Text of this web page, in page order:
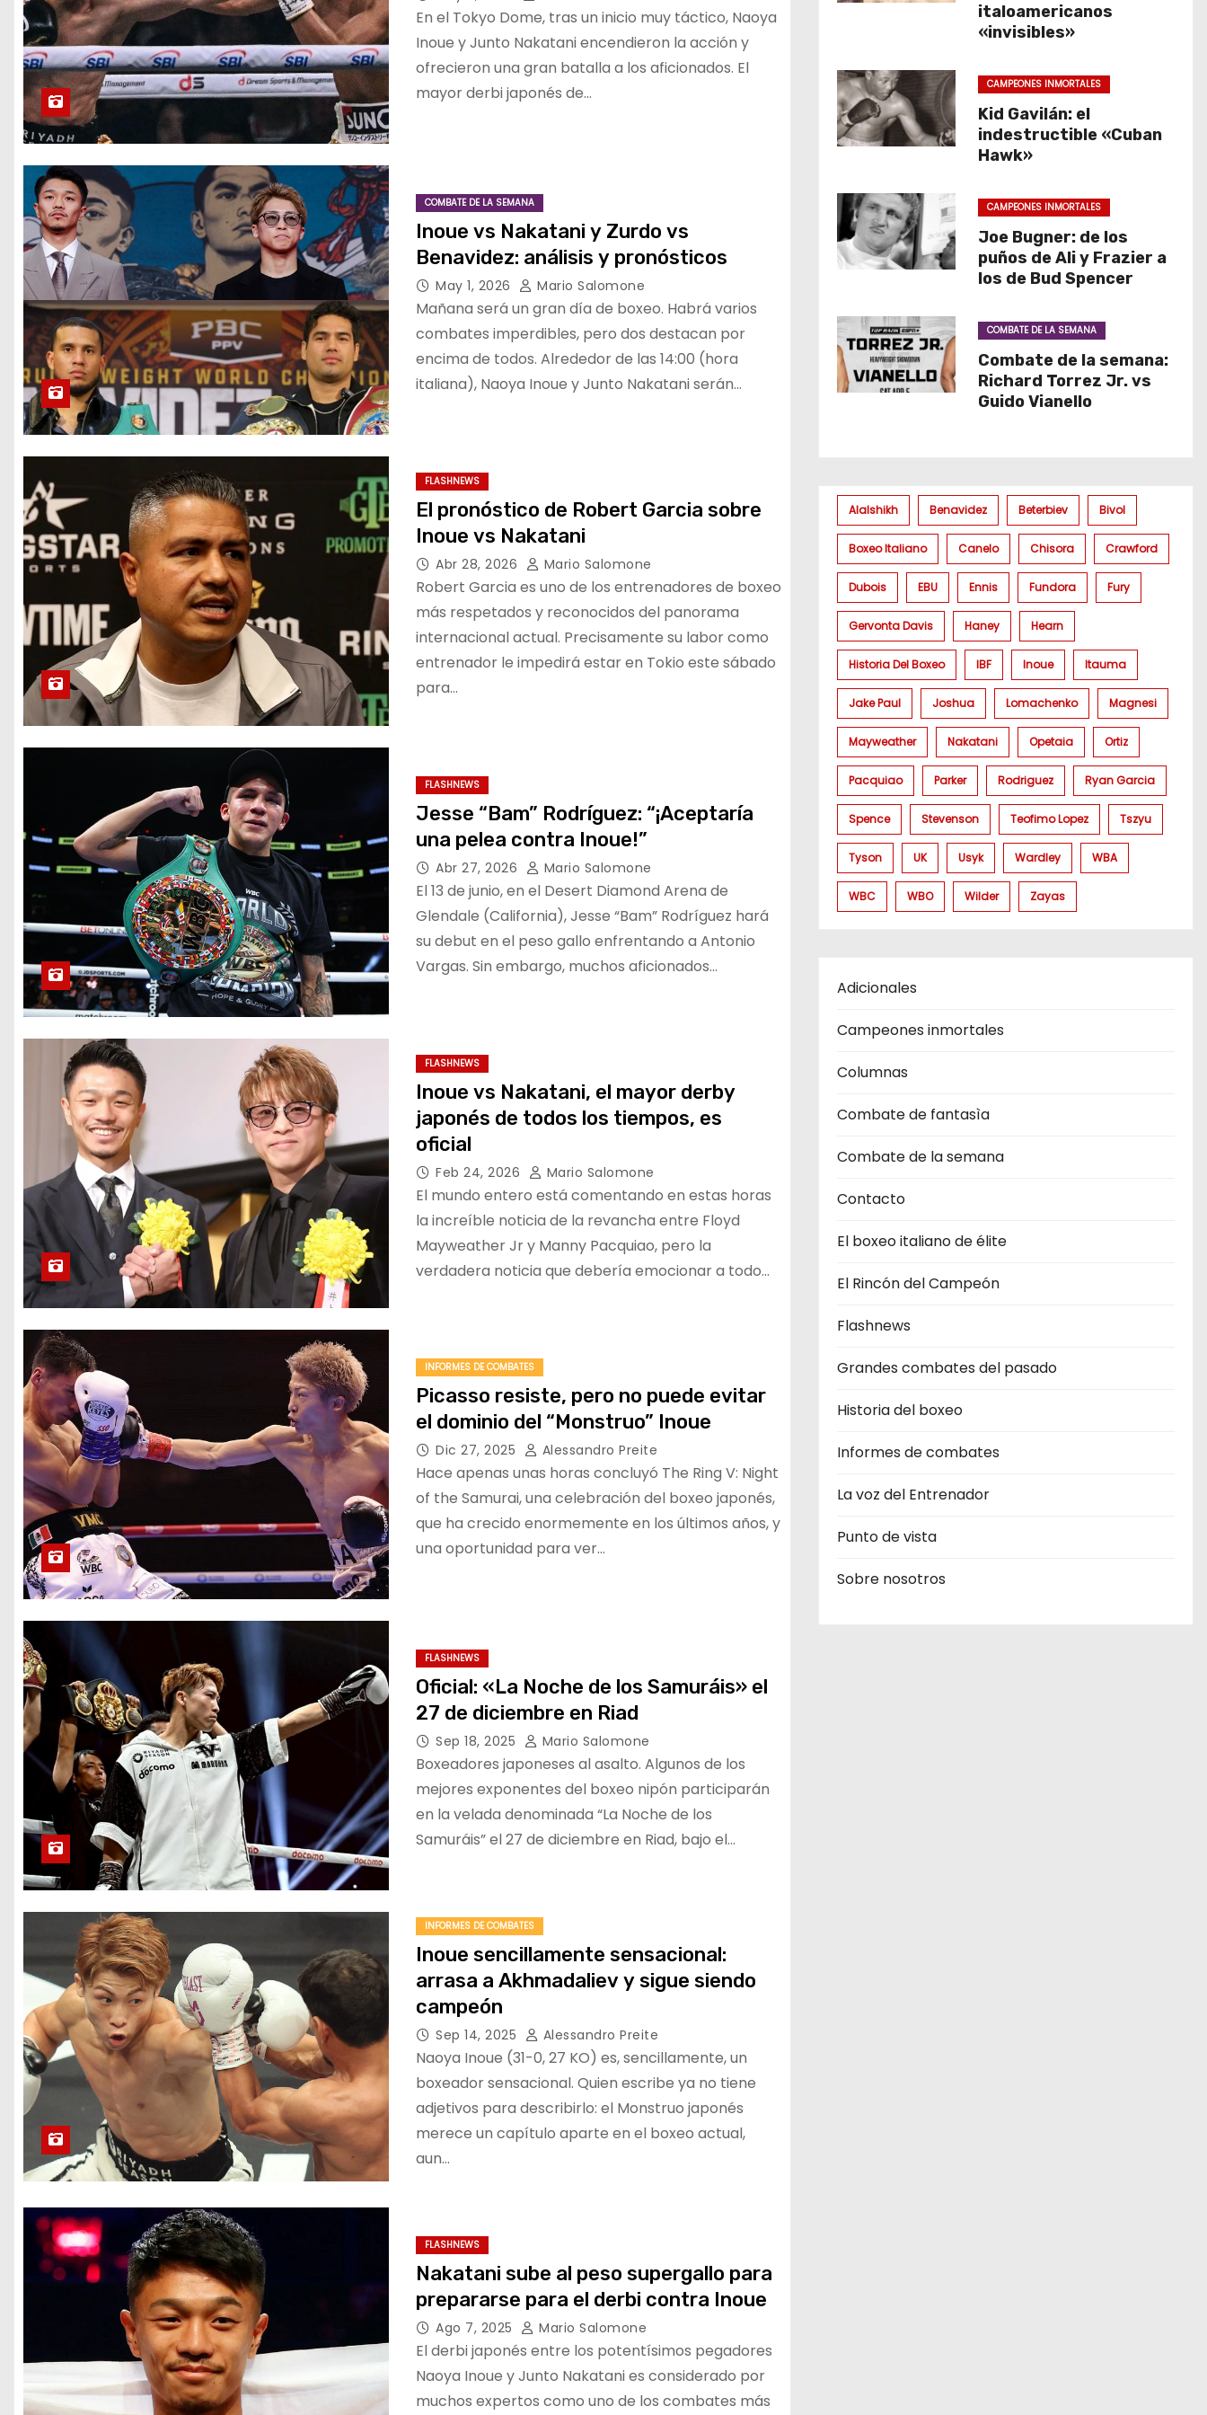
En el Tokyo Dome, tras un inicio muy táctico, Naoya
Inoue y Junto Nakatani encendieron la acción y
ofrecieron una gran batalla a los aficionados. El
mayor derbi japonés de…
COMBATE DE LA SEMANA
Inoue vs Nakatani y Zurdo vs
Benavidez: análisis y pronósticos
May 1, 2026 Mario Salomone
Mañana será un gran día de boxeo. Habrá varios
combates imperdibles, pero dos destacan por
encima de todos. Alrededor de las 14:00 (hora
italiana), Naoya Inoue y Junto Nakatani serán…
FLASHNEWS
El pronóstico de Robert Garcia sobre
Inoue vs Nakatani
Abr 28, 2026 Mario Salomone
Robert Garcia es uno de los entrenadores de boxeo
más respetados y reconocidos del panorama
internacional actual. Precisamente su labor como
entrenador le impedirá estar en Tokio este sábado
para…
FLASHNEWS
Jesse “Bam” Rodríguez: “¡Aceptaría
una pelea contra Inoue!”
Abr 27, 2026 Mario Salomone
El 13 de junio, en el Desert Diamond Arena de
Glendale (California), Jesse “Bam” Rodríguez hará
su debut en el peso gallo enfrentando a Antonio
Vargas. Sin embargo, muchos aficionados…
FLASHNEWS
Inoue vs Nakatani, el mayor derby
japonés de todos los tiempos, es
oficial
Feb 24, 2026 Mario Salomone
El mundo entero está comentando en estas horas
la increíble noticia de la revancha entre Floyd
Mayweather Jr y Manny Pacquiao, pero la
verdadera noticia que debería emocionar a todo…
INFORMES DE COMBATES
Picasso resiste, pero no puede evitar
el dominio del “Monstruo” Inoue
Dic 27, 2025 Alessandro Preite
Hace apenas unas horas concluyó The Ring V: Night
of the Samurai, una celebración del boxeo japonés,
que ha crecido enormemente en los últimos años, y
una oportunidad para ver…
FLASHNEWS
Oficial: «La Noche de los Samuráis» el
27 de diciembre en Riad
Sep 18, 2025 Mario Salomone
Boxeadores japoneses al asalto. Algunos de los
mejores exponentes del boxeo nipón participarán
en la velada denominada “La Noche de los
Samuráis” el 27 de diciembre en Riad, bajo el…
INFORMES DE COMBATES
Inoue sencillamente sensacional:
arrasa a Akhmadaliev y sigue siendo
campeón
Sep 14, 2025 Alessandro Preite
Naoya Inoue (31-0, 27 KO) es, sencillamente, un
boxeador sensacional. Quien escribe ya no tiene
adjetivos para describirlo: el Monstruo japonés
merece un capítulo aparte en el boxeo actual,
aun…
FLASHNEWS
Nakatani sube al peso supergallo para
prepararse para el derbi contra Inoue
Ago 7, 2025 Mario Salomone
El derbi japonés entre los potentísimos pegadores
Naoya Inoue y Junto Nakatani es considerado por
muchos expertos como uno de los combates más
italoamericanos
«invisibles»
CAMPEONES INMORTALES
Kid Gavilán: el
indestructible «Cuban
Hawk»
CAMPEONES INMORTALES
Joe Bugner: de los
puños de Ali y Frazier a
los de Bud Spencer
COMBATE DE LA SEMANA
Combate de la semana:
Richard Torrez Jr. vs
Guido Vianello
Alalshikh Benavidez Beterbiev Bivol
Boxeo Italiano Canelo Chisora Crawford
Dubois EBU Ennis Fundora Fury
Gervonta Davis Haney Hearn
Historia Del Boxeo IBF Inoue Itauma
Jake Paul Joshua Lomachenko Magnesi
Mayweather Nakatani Opetaia Ortiz
Pacquiao Parker Rodriguez Ryan Garcia
Spence Stevenson Teofimo Lopez Tszyu
Tyson UK Usyk Wardley WBA
WBC WBO Wilder Zayas
Adicionales
Campeones inmortales
Columnas
Combate de fantasìa
Combate de la semana
Contacto
El boxeo italiano de élite
El Rincón del Campeón
Flashnews
Grandes combates del pasado
Historia del boxeo
Informes de combates
La voz del Entrenador
Punto de vista
Sobre nosotros